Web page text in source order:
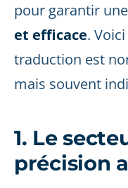
pour garantir une
et efficace. Voici
traduction est
mais souvent
1. Le
précision